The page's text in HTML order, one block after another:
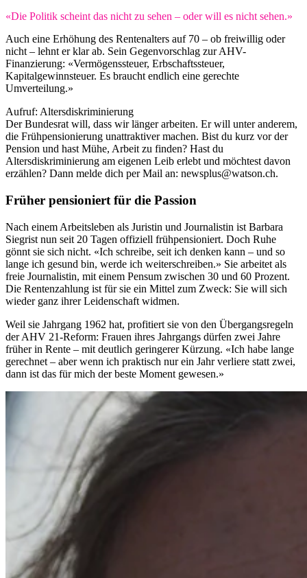
«Die Politik scheint das nicht zu sehen – oder will es nicht sehen.»
Auch eine Erhöhung des Rentenalters auf 70 – ob freiwillig oder
nicht – lehnt er klar ab. Sein Gegenvorschlag zur AHV-
Finanzierung: «Vermögenssteuer, Erbschaftssteuer,
Kapitalgewinnsteuer. Es braucht endlich eine gerechte
Umverteilung.»
Aufruf: Altersdiskriminierung
Der Bundesrat will, dass wir länger arbeiten. Er will unter anderem,
die Frühpensionierung unattraktiver machen. Bist du kurz vor der
Pension und hast Mühe, Arbeit zu finden? Hast du
Altersdiskriminierung am eigenen Leib erlebt und möchtest davon
erzählen? Dann melde dich per Mail an: newsplus@watson.ch.
Früher pensioniert für die Passion
Nach einem Arbeitsleben als Juristin und Journalistin ist Barbara
Siegrist nun seit 20 Tagen offiziell frühpensioniert. Doch Ruhe
gönnt sie sich nicht. «Ich schreibe, seit ich denken kann – und so
lange ich gesund bin, werde ich weiterschreiben.» Sie arbeitet als
freie Journalistin, mit einem Pensum zwischen 30 und 60 Prozent.
Die Rentenzahlung ist für sie ein Mittel zum Zweck: Sie will sich
wieder ganz ihrer Leidenschaft widmen.
Weil sie Jahrgang 1962 hat, profitiert sie von den Übergangsregeln
der AHV 21-Reform: Frauen ihres Jahrgangs dürfen zwei Jahre
früher in Rente – mit deutlich geringerer Kürzung. «Ich habe lange
gerechnet – aber wenn ich praktisch nur ein Jahr verliere statt zwei,
dann ist das für mich der beste Moment gewesen.»